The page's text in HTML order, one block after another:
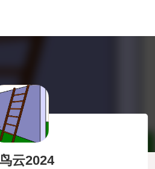
云2024